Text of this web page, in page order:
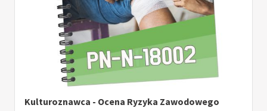
Kulturoznawca - Ocena Ryzyka Zawodowego